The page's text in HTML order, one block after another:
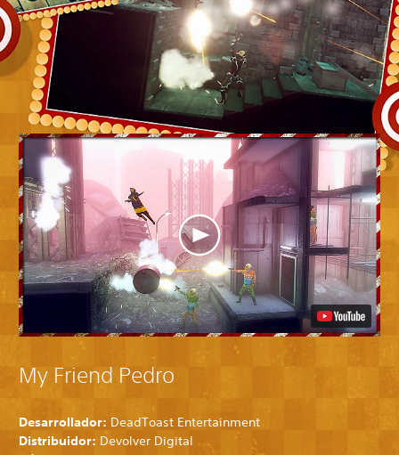
My Friend Pedro
Desarrollador: DeadToast Entertainment
Distribuidor: Devolver Digital